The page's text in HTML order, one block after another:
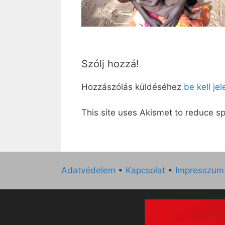
Szólj hozzá!
Hozzászólás küldéséhez be kell
This site uses Akismet to reduce
Adatvédelem • Kapcsolat • Impresszum